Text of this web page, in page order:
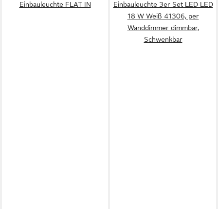
Einbauleuchte FLAT IN
Einbauleuchte 3er Set LED LED
18 W Weiß 41306, per
Wanddimmer dimmbar,
Schwenkbar